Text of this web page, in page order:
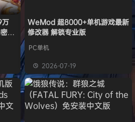
加入本站
加入本站 8月4日
加入本站 8月4日
加入本站
8月4日
加入本站
加入本站 14小时前
万
以
WeMod 超8000+单机游戏最新
修改器 解锁专业版
PC单机
2026-07-19